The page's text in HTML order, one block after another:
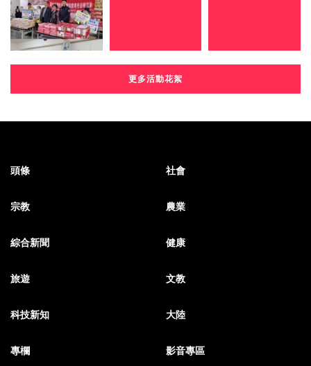
更多活動花絮
頭條 社會
宗教 農業
綜合新聞 健康
旅遊 文教
科技新知 大陸
專欄 影音專區